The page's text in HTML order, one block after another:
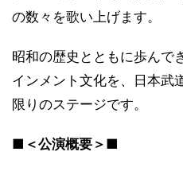
の数々を歌い上げます。
昭和の歴史とともに歩んで
インメント文化を、日本武
限りのステージです。
■＜公演概要＞■